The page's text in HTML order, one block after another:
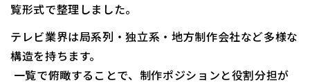
覧形式で整理しました。
テレビ業界は局系列・独立系・地方制作会社など多様な
構造を持ちます。
一覧で俯瞰することで、制作ポジションと役割分担が